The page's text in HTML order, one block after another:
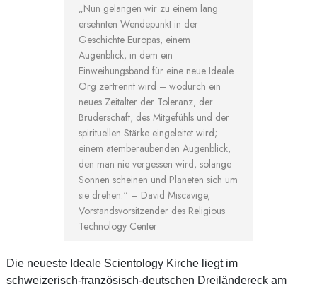
„Nun gelangen wir zu einem lang
ersehnten Wendepunkt in der
Geschichte Europas, einem
Augenblick, in dem ein
Einweihungsband für eine neue Ideale
Org zertrennt wird – wodurch ein
neues Zeitalter der Toleranz, der
Bruderschaft, des Mitgefühls und der
spirituellen Stärke eingeleitet wird;
einem atemberaubenden Augenblick,
den man nie vergessen wird, solange
Sonnen scheinen und Planeten sich um
sie drehen.“ – David Miscavige,
Vorstandsvorsitzender des Religious
Technology Center
Die neueste Ideale Scientology Kirche liegt im
schweizerisch-französisch-deutschen Dreiländereck am